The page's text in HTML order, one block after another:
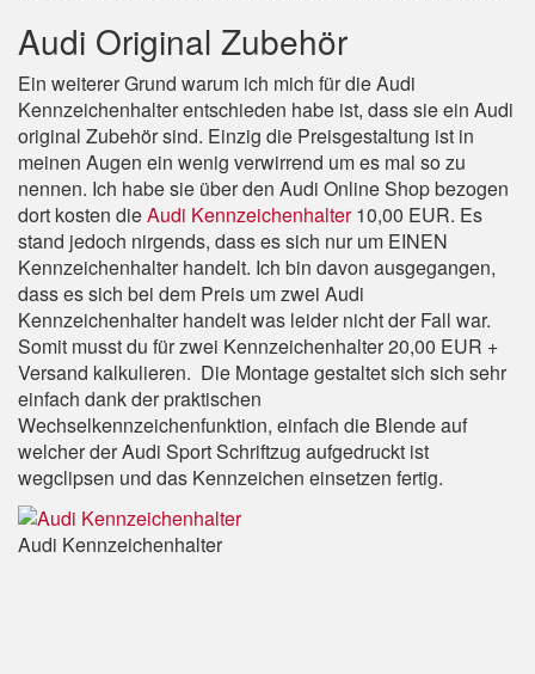
Audi Original Zubehör
Ein weiterer Grund warum ich mich für die Audi
Kennzeichenhalter entschieden habe ist, dass sie ein Audi
original Zubehör sind. Einzig die Preisgestaltung ist in
meinen Augen ein wenig verwirrend um es mal so zu
nennen. Ich habe sie über den Audi Online Shop bezogen
dort kosten dieAudi Kennzeichenhalter10,00 EUR. Es
stand jedoch nirgends, dass es sich nur um EINEN
Kennzeichenhalter handelt. Ich bin davon ausgegangen,
dass es sich bei dem Preis um zwei Audi
Kennzeichenhalter handelt was leider nicht der Fall war.
Somit musst du für zwei Kennzeichenhalter 20,00 EUR +
Versand kalkulieren. Die Montage gestaltet sich sich sehr
einfach dank der praktischen
Wechselkennzeichenfunktion, einfach die Blende auf
welcher der Audi Sport Schriftzug aufgedruckt ist
wegclipsen und das Kennzeichen einsetzen fertig.
Audi Kennzeichenhalter